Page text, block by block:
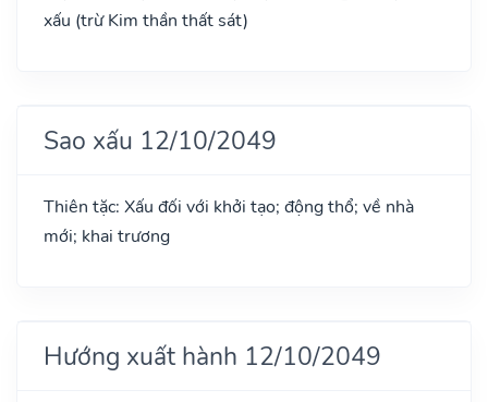
xấu (trừ Kim thần thất sát)
Sao xấu 12/10/2049
Thiên tặc: Xấu đối với khởi tạo; động thổ; về nhà
mới; khai trương
Hướng xuất hành 12/10/2049